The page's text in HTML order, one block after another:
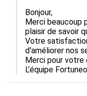
Bonjour,
Merci beaucoup
plaisir de savoir
Votre
d'améliorer nos
Merci pour votre
L’équipe Fortuneo